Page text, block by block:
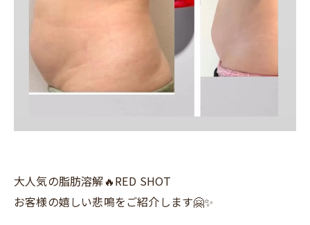
大人気の脂肪溶解🔥RED SHOT
お客様の嬉しい悲鳴をご紹介します🤗✨